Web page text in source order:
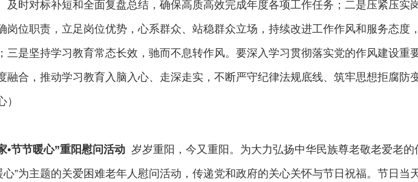
及时对标补短和全面复盘总结，确保高质高效完成年度各项工作任务；二是压紧压实
岗位职责，立足岗位优势，心系群众、站稳群众立场，持续改进工作作风和服务态度
三是坚持学习教育常态长效，驰而不息转作风。要深入学习贯彻落实党的作风建设重
融合，推动学习教育入脑入心、走深走实，不断严守纪律法规底线、筑牢思想拒腐防
）
•节节暖心”重阳慰问活动 岁岁重阳，今又重阳。为大力弘扬中华民族尊老敬老爱老
心”为主题的关爱困难老年人慰问活动，传递党和政府的关心关怀与节日祝福。节日当